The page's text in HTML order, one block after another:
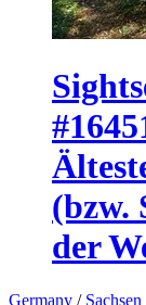
(bzw.
der
Germany / Sachsen